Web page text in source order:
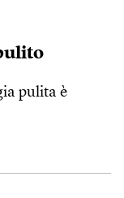
pulita è